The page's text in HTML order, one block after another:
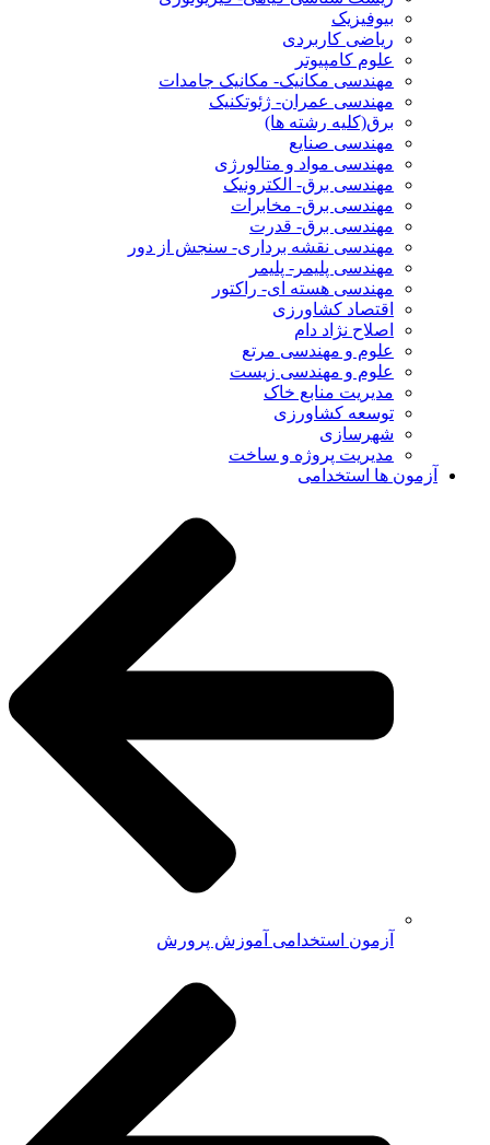
بیوفیزیک
ریاضی کاربردی
علوم کامپیوتر
مهندسی مکانیک- مکانیک جامدات
مهندسی عمران- ژئوتکنیک
برق(کلیه رشته ها)
مهندسی صنایع
مهندسی مواد و متالورژی
مهندسی برق- الکترونیک
مهندسی برق- مخابرات
مهندسی برق- قدرت
مهندسی نقشه برداری- سنجش از دور
مهندسی پلیمر- پلیمر
مهندسی هسته ای- راکتور
اقتصاد کشاورزی
اصلاح نژاد دام
علوم و مهندسی مرتع
علوم و مهندسی زیست
مدیریت منابع خاک
توسعه کشاورزی
شهرسازی
مدیریت پروژه و ساخت
آزمون ها استخدامی
آزمون استخدامی آموزش پرورش